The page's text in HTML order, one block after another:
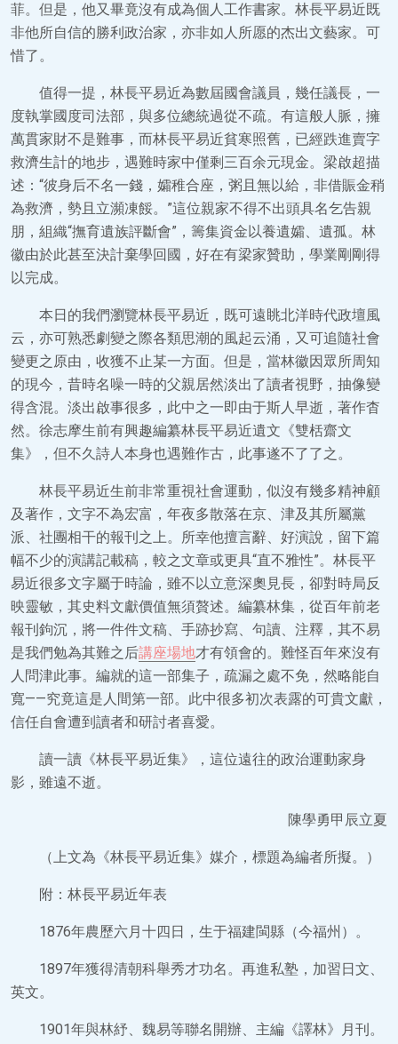
菲。但是，他又畢竟沒有成為個人工作書家。林長平易近既
非他所自信的勝利政治家，亦非如人所愿的杰出文藝家。可
惜了。
值得一提，林長平易近為數屆國會議員，幾任議長，一
度執掌國度司法部，與多位總統過從不疏。有這般人脈，擁
萬貫家財不是難事，而林長平易近貧寒照舊，已經跌進賣字
救濟生計的地步，遇難時家中僅剩三百余元現金。梁啟超描
述：“彼身后不名一錢，孀稚合座，粥且無以給，非借賑金稍
為救濟，勢且立瀕凍餒。”這位親家不得不出頭具名乞告親
朋，組織“撫育遺族評斷會”，籌集資金以養遺孀、遺孤。林
徽由於此甚至決計棄學回國，好在有梁家贊助，學業剛剛得
以完成。
本日的我們瀏覽林長平易近，既可遠眺北洋時代政壇風
云，亦可熟悉劇變之際各類思潮的風起云涌，又可追隨社會
變更之原由，收獲不止某一方面。但是，當林徽因眾所周知
的現今，昔時名噪一時的父親居然淡出了讀者視野，抽像變
得含混。淡出啟事很多，此中之一即由于斯人早逝，著作杳
然。徐志摩生前有興趣編纂林長平易近遺文《雙栝齋文
集》，但不久詩人本身也遇難作古，此事遂不了了之。
林長平易近生前非常重視社會運動，似沒有幾多精神顧
及著作，文字不為宏富，年夜多散落在京、津及其所屬黨
派、社團相干的報刊之上。所幸他擅言辭、好演說，留下篇
幅不少的演講記載稿，較之文章或更具“直不雅性”。林長平
易近很多文字屬于時論，雖不以立意深奧見長，卻對時局反
映靈敏，其史料文獻價值無須贅述。編纂林集，從百年前老
報刊鉤沉，將一件件文稿、手跡抄寫、句讀、注釋，其不易
是我們勉為其難之后講座場地才有領會的。難怪百年來沒有
人問津此事。編就的這一部集子，疏漏之處不免，然略能自
寬——究竟這是人間第一部。此中很多初次表露的可貴文獻，
信任自會遭到讀者和研討者喜愛。
讀一讀《林長平易近集》，這位遠往的政治運動家身
影，雖遠不逝。
陳學勇甲辰立夏
（上文為《林長平易近集》媒介，標題為編者所擬。）
附：林長平易近年表
1876年農歷六月十四日，生于福建閩縣（今福州）。
1897年獲得清朝科舉秀才功名。再進私塾，加習日文、
英文。
1901年與林紓、魏易等聯名開辦、主編《譯林》月刊。